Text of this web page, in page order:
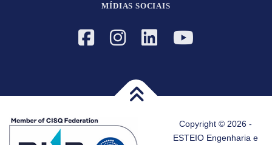
MÍDIAS SOCIAIS
Copyright © 2026 -
ESTEIO Engenharia e